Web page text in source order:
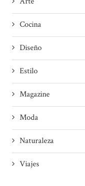
Cocina
Diseño
Estilo
Magazine
Moda
Naturaleza
Viajes